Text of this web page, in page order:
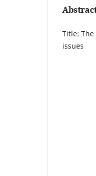
Title:
issues